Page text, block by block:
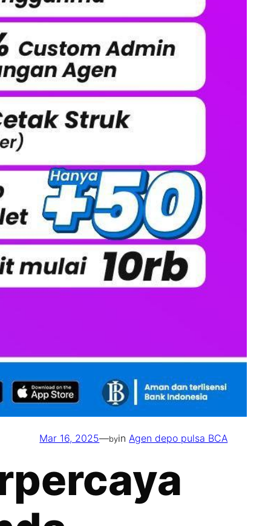
Mar 16, 2025—byinAgen depo pulsa BCA